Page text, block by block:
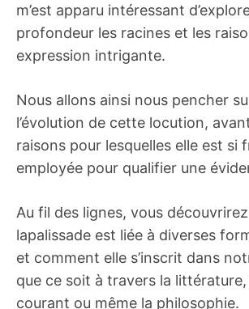
m’est apparu intéressant
profondeur les racines et les
expression intrigante.
Nous allons ainsi nous pencher
l’évolution de cette locution,
raisons pour lesquelles elle est si
employée pour qualifier une
Au fil des lignes, vous
lapalissade est liée à diverses
et comment elle s’inscrit dans
que ce soit à travers la
courant ou même la philosophie.